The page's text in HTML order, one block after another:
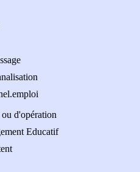
d'opération
Educatif